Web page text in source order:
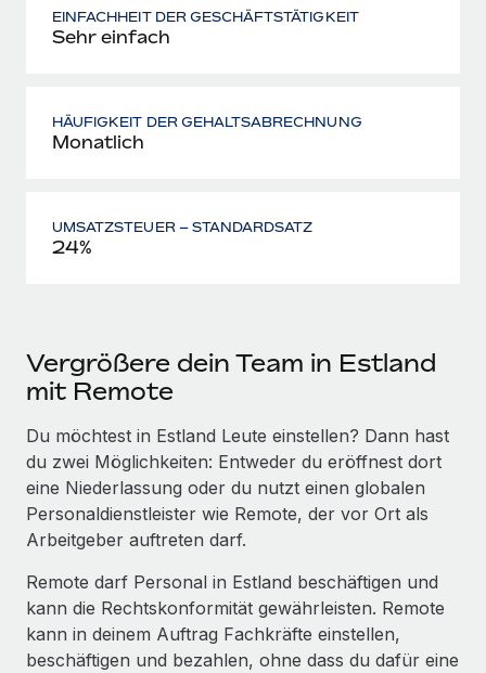
EINFACHHEIT DER GESCHÄFTSTÄTIGKEIT
Sehr einfach
HÄUFIGKEIT DER GEHALTSABRECHNUNG
Monatlich
UMSATZSTEUER – STANDARDSATZ
24%
Vergrößere dein Team in Estland
mit Remote
Du möchtest in Estland Leute einstellen? Dann hast
du zwei Möglichkeiten: Entweder du eröffnest dort
eine Niederlassung oder du nutzt einen globalen
Personaldienstleister wie Remote, der vor Ort als
Arbeitgeber auftreten darf.
Remote darf Personal in Estland beschäftigen und
kann die Rechtskonformität gewährleisten. Remote
kann in deinem Auftrag Fachkräfte einstellen,
beschäftigen und bezahlen, ohne dass du dafür eine